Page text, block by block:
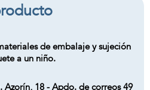
de embalaje y sujeción
a un niño.
Azorín, 18 - Apdo. de correos 49